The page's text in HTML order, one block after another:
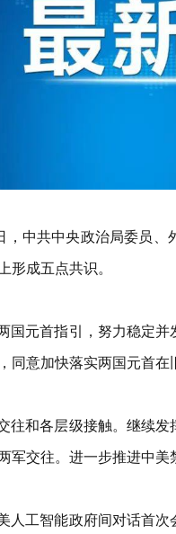
，中共中央政治局委员
形成五点共识。
国元首指引，努力稳定
同意加快落实两国元首在
往和各层级接触。继续
军交往。进一步推进中美
人工智能政府间对话首